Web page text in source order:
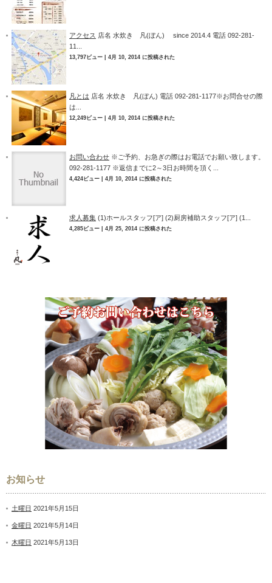
アクセス 店名 水炊き 凡(ぼん) since 2014.4 電話 092-281-
11...
13,797ビュー 4月 10, 2014 に投稿された
凡とは 店名 水炊き 凡(ぼん) 電話 092-281-1177※お問合せの際
は...
12,249ビュー 4月 10, 2014 に投稿された
お問い合わせ ※ご予約、お急ぎの際はお電話でお願い致します。
092-281-1177 ※返信までに2～3日お時間を頂く...
4,424ビュー 4月 10, 2014 に投稿された
求人募集 (1)ホールスタッフ[ア] (2)厨房補助スタッフ[ア] (1...
4,285ビュー 4月 25, 2014 に投稿された
お知らせ
土曜日 2021年5月15日
金曜日 2021年5月14日
木曜日 2021年5月13日